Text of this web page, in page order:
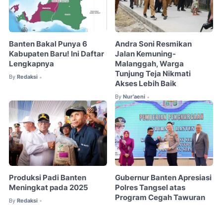
Banten Bakal Punya 6
Kabupaten Baru! Ini Daftar
Lengkapnya
By Redaksi •
Andra Soni Resmikan
Jalan Kemuning-
Malanggah, Warga
Tunjung Teja Nikmati
Akses Lebih Baik
By Nur'aeni •
Produksi Padi Banten
Meningkat pada 2025
By Redaksi •
Gubernur Banten Apresiasi
Polres Tangsel atas
Program Cegah Tawuran